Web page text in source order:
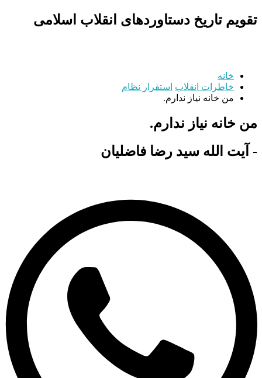
تقویم تاریخ دستاوردهای انقلاب اسلامی
خانه
خاطرات انقلاب استقرار نظام
من خانه نیاز ندارم.
من خانه نیاز ندارم.
- آیت الله سید رضا فاضلیان